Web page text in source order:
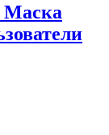
Маска